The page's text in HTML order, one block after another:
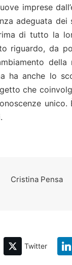
imprese
adeguata
di tutto la
riguardo, da
ha anche lo
che
Cristina Pensa
Twitter